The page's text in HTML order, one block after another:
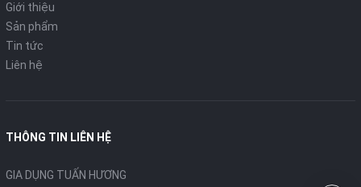
Giới thiệu
Sản phẩm
Tin tức
Liên hệ
THÔNG TIN LIÊN HỆ
GIA DỤNG TUẤN HƯƠNG